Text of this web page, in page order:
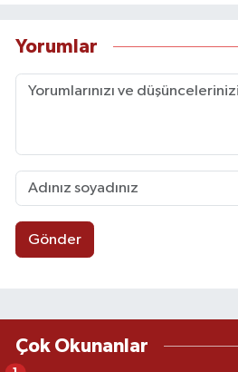
Yorumlar
Gönder
Çok Okunanlar